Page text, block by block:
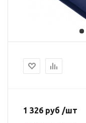
1 326 руб /шт